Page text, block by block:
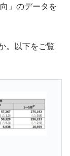
を増やしま
いのか？
れる状態
」のデータを
。以下をご覧